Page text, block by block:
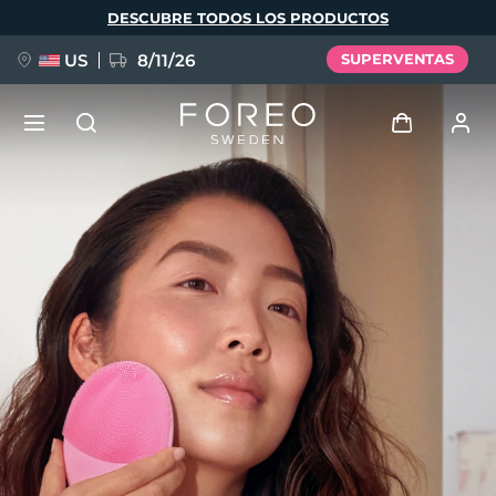
DESCUBRE TODOS LOS PRODUCTOS
US 8/11/26 SUPERVENTAS
Perfil de usuario
Mis dispositivos
Mis pedidos
Mis direcciones
Mis suscripciones
NUEVO
FAQ™ Pure Beauty-Tech Elixir
BREAKING NEWS
issa™ Teeth Whitening Set
Idioma
English Deutsch
Español
Français
Italiano
Português
Polski
Svenska
Русский
Türkçe
简体中文 繁體中文